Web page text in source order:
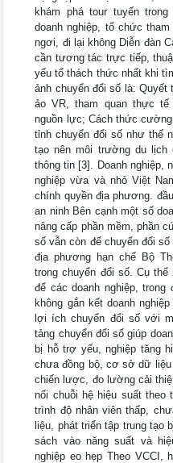
khám phá tour tuyến
doanh nghiệp, tổ chức
ngơi, đi lại không Diễn đàn
cần tương tác trực tiếp,
yếu tố thách thức nhất khi
ảnh chuyển đổi số là:
ảo VR, tham quan thực
nguồn lực; Cách thức
tỉnh chuyển đổi số như thế
tạo nên môi trường du lịch
thông tin [3]. Doanh nghiệp,
nghiệp vừa và nhỏ Việt
chính quyền địa phương.
an ninh Bên cạnh một số
nâng cấp phần mềm, phần
số vẫn còn để chuyển đổi
địa phương hạn chế Bộ
trong chuyển đổi số. Cụ
để các doanh nghiệp,
không gắn kết doanh
lợi ích chuyển đổi số với
tảng chuyển đổi số giúp
bị hỗ trợ yếu, nghiệp tăng
chưa đồng bộ, cơ sở dữ
chiến lược, đo lường cải
nối chuỗi hệ hiệu suất theo
trình độ nhân viên thấp,
liệu, phát triển tập trung tạo
sách vào năng suất và
nghiệp eo hẹp Theo VCCI,